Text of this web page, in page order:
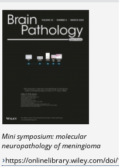
Mini symposium: molecular
neuropathology of meningioma
https://onlinelibrary.wiley.com/doi/